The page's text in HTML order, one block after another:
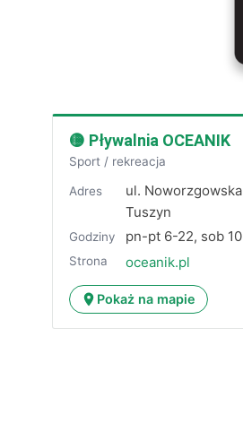
🟡 Pływalnia OCEANIK
Sport / rekreacja
Adres
ul.
Tuszyn
Godziny pn-pt 6-22, sob
Strona oceanik.pl
Pokaż na mapie